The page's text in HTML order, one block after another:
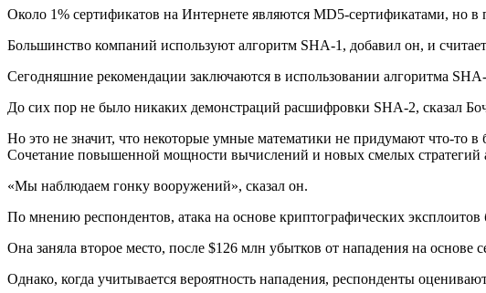
Около 1% сертификатов на Интернете являются MD5-сертификатами, но в
Большинство компаний используют алгоритм SHA-1, добавил он, и
Сегодняшние рекомендации заключаются в использовании алгоритма
До сих пор не было никаких демонстраций расшифровки SHA-2, сказал
Но это не значит, что некоторые умные математики не придумают что-то в
Сочетание повышенной мощности вычислений и новых смелых стратегий
«Мы наблюдаем гонку вооружений», сказал он.
По мнению респондентов, атака на основе криптографических
Она заняла второе место, после $126 млн убытков от нападения на основе
Однако, когда учитывается вероятность нападения, респонденты